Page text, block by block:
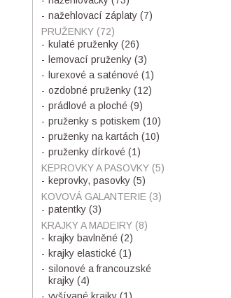
nažehlovací záplaty (7)
PRUŽENKY (72)
kulaté pruženky (26)
lemovací pruženky (3)
lurexové a saténové (1)
ozdobné pruženky (12)
prádlové a ploché (9)
pruženky s potiskem (10)
pruženky na kartách (10)
pruženky dírkové (1)
KEPROVKY A PASOVKY (5)
keprovky, pasovky (5)
KOVOVÁ GALANTERIE (3)
patentky (3)
KRAJKY A MADEIRY (8)
krajky bavlněné (2)
krajky elastické (1)
silonové a francouzské
krajky (4)